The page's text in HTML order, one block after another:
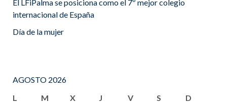
El LFiPalma se posiciona como el 7º mejor colegio
internacional de España
Día de la mujer
AGOSTO 2026
L
M X J V S
D